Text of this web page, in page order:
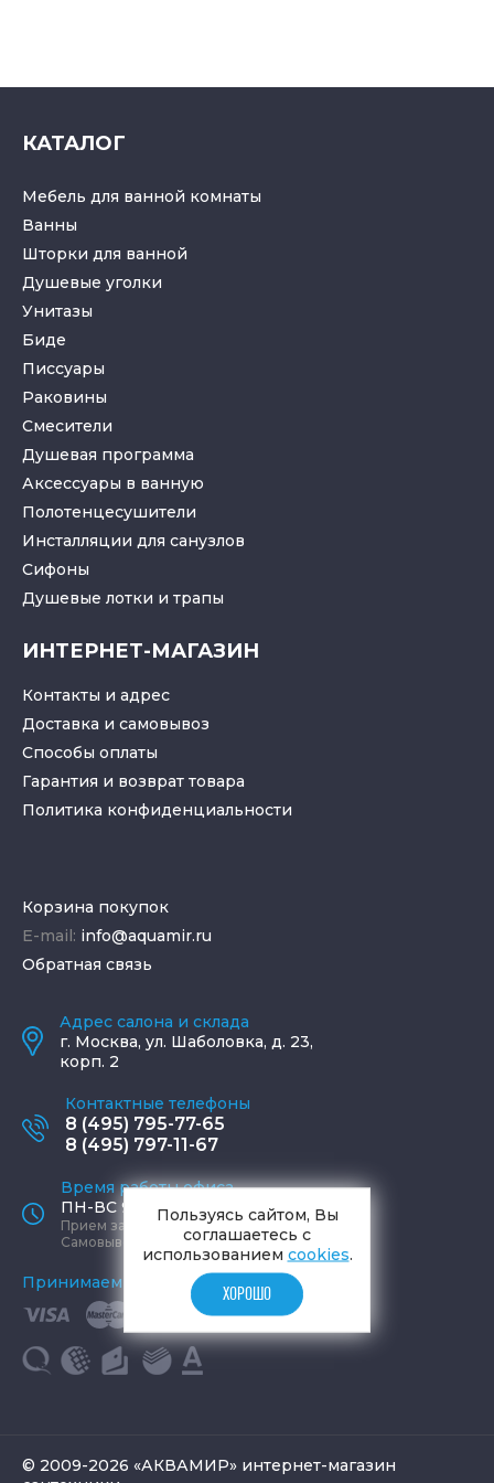
КАТАЛОГ
Мебель для ванной комнаты
Ванны
Шторки для ванной
Душевые уголки
Унитазы
Биде
Писсуары
Раковины
Смесители
Душевая программа
Аксессуары в ванную
Полотенцесушители
Инсталляции для санузлов
Cифоны
Душевые лотки и трапы
ИНТЕРНЕТ-МАГАЗИН
Контакты и адрес
Доставка и самовывоз
Способы оплаты
Гарантия и возврат товара
Политика конфиденциальности
Корзина покупок
E-mail: info@aquamir.ru
Обратная связь
Адрес салона и склада
г. Москва, ул. Шаболовка, д. 23,
корп. 2
Контактные телефоны
8 (495) 795-77-65
8 (495) 797-11-67
Время работы офиса
ПН-ВС 9:00 - 19:00
Прием заказов круглосуточно
Самовывоз ПН-СБ 9-19, ВС 12-17
Принимаем к оплате
© 2009-2026 «АКВАМИР» интернет-магазин
Пользуясь сайтом, Вы
соглашаетесь с
использованием cookies.
ХОРОШО